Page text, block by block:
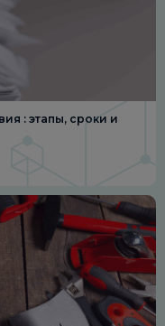
: этапы, сроки и